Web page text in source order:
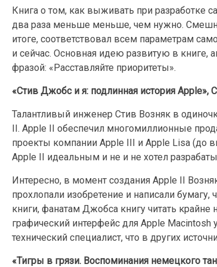
Книга о том, как выживать при разработке
два раза меньше меньше, чем нужно.
итоге, соответствовал всем параметрам
и сейчас. Основная идею развитую в книге,
фразой: «Расставляйте приоритеты».
«Стив Джобс и я: подлинная история Apple»,
Талантливый инженер Стив Возняк в
II. Apple II обеспечил многомиллионные
проекты компании Apple III и Apple Lisa (до
Apple II идеальным и не и не хотел
Интересно, в момент создания Apple II
прохлопали изобретение и написали
книги, фанатам Джобса книгу читать крайне
графический интерфейс для Apple Macintosh
технический специалист, что в других
«Тигры в грязи. Воспоминания немецкого